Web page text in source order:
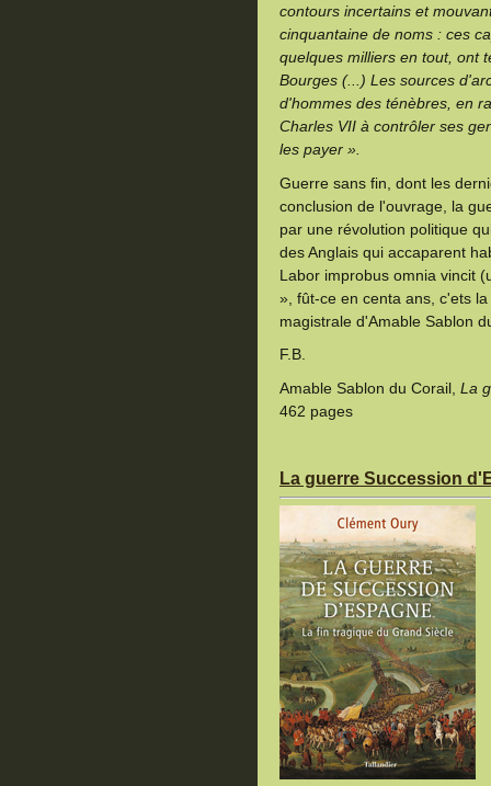
contours incertains et
cinquantaine de noms : ces
quelques milliers en tout, ont
Bourges (...) Les sources
d'hommes des ténèbres, en
Charles VII à contrôler ses
les payer ».
Guerre sans fin, dont les
conclusion de l'ouvrage, la
par une révolution politique
des Anglais qui accaparent
Labor improbus omnia vincit
», fût-ce en centa ans, c'ets
magistrale d'Amable Sablon
F.B.
Amable Sablon du Corail, La
462 pages
La guerre Succession